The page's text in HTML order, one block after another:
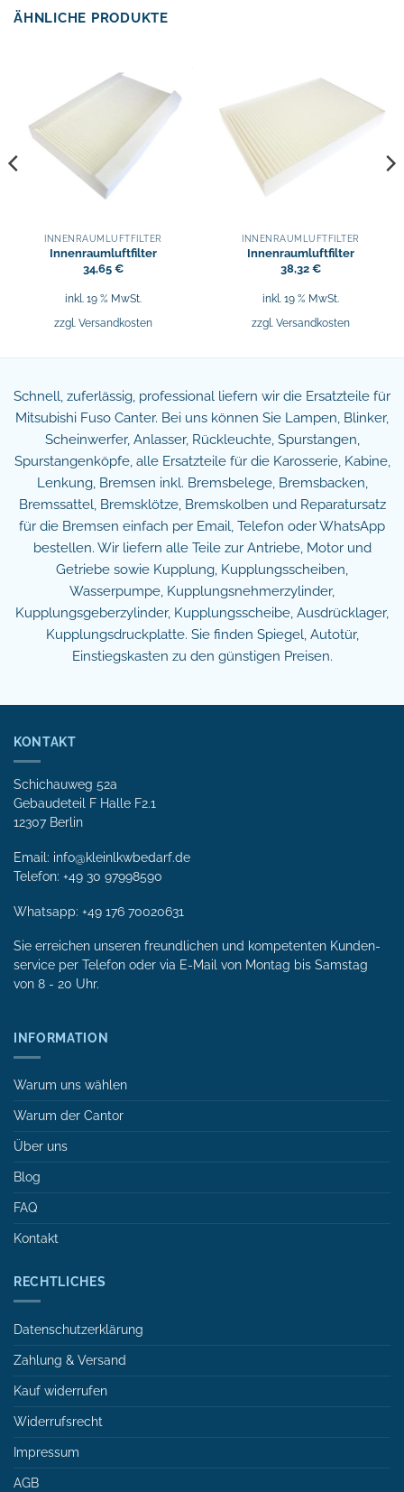
ÄHNLICHE PRODUKTE
INNENRAUMLUFTFILTER
Innenraumluftfilter
34,65 €
inkl. 19 % MwSt.
zzgl. Versandkosten
INNENRAUMLUFTFILTER
Innenraumluftfilter
38,32 €
inkl. 19 % MwSt.
zzgl. Versandkosten
Schnell, zuferlässig, professional liefern wir die Ersatzteile für
Mitsubishi Fuso Canter. Bei uns können Sie Lampen, Blinker,
Scheinwerfer, Anlasser, Rückleuchte, Spurstangen,
Spurstangenköpfe, alle Ersatzteile für die Karosserie, Kabine,
Lenkung, Bremsen inkl. Bremsbelege, Bremsbacken,
Bremssattel, Bremsklötze, Bremskolben und Reparatursatz
für die Bremsen einfach per Email, Telefon oder WhatsApp
bestellen. Wir liefern alle Teile zur Antriebe, Motor und
Getriebe sowie Kupplung, Kupplungsscheiben,
Wasserpumpe, Kupplungsnehmerzylinder,
Kupplungsgeberzylinder, Kupplungsscheibe, Ausdrücklager,
Kupplungsdruckplatte. Sie finden Spiegel, Autotür,
Einstiegskasten zu den günstigen Preisen.
KONTAKT
Schichauweg 52a
Gebaudeteil F Halle F2.1
12307 Berlin
Email: info@kleinlkwbedarf.de
Telefon: +49 30 97998590
Whatsapp: +49 176 70020631
Sie erreichen unseren freundlichen und kompetenten Kunden­
service per Tele­fon oder via E-Mail von Mon­tag bis Samstag
von 8 - 20 Uhr.
INFORMATION
Warum uns wählen
Warum der Cantor
Über uns
Blog
FAQ
Kontakt
RECHTLICHES
Datenschutzerklärung
Zahlung & Versand
Kauf widerrufen
Widerrufsrecht
Impressum
AGB